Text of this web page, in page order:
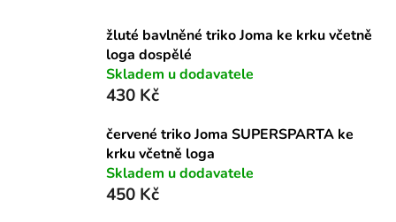
žluté bavlněné triko Joma ke krku včetně
loga dospělé
Skladem u dodavatele
430 Kč
červené triko Joma SUPERSPARTA ke
krku včetně loga
Skladem u dodavatele
450 Kč